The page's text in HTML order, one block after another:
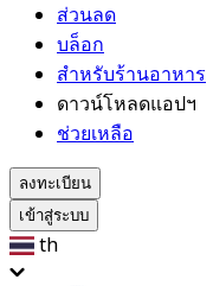
ส่วนลด
บล็อก
สำหรับร้านอาหาร
ดาวน์โหลดแอปฯ
ช่วยเหลือ
ลงทะเบียน
เข้าสู่ระบบ
th